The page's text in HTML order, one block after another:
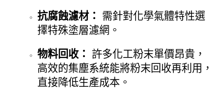
抗腐蝕濾材：
需針對化學氣體特性選
擇特殊塗層濾網。
物料回收：
許多化工粉末單價昂貴，
高效的集塵系統能將粉末回收再利用，
直接降低生產成本。